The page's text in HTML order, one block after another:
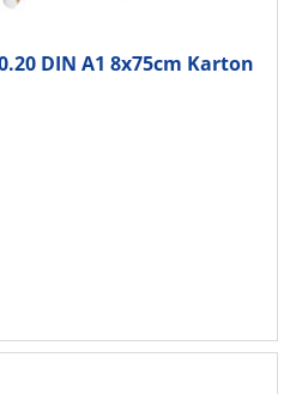
DIN A1 8x75cm Karton